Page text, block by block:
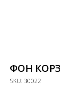
ФОН
SKU: 30022